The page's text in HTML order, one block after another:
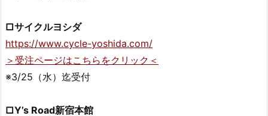
□サイクルヨシダ
https://www.cycle-yoshida.com/
＞受注ページはこちらをクリック＜
※3/25（水）迄受付
□Y’s Road新宿本館